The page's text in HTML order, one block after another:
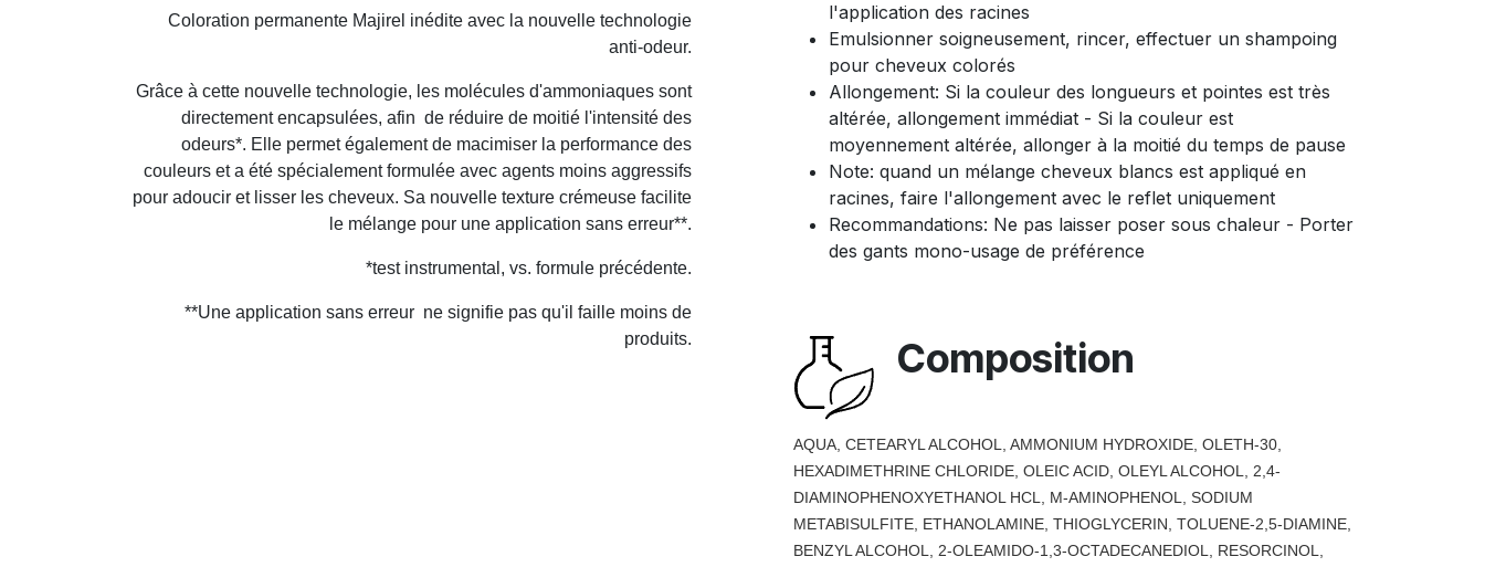
Coloration permanente Majirel inédite avec la nouvelle technologie
anti-odeur.
Grâce à cette nouvelle technologie, les molécules d'ammoniaques sont
directement encapsulées, afin de réduire de moitié l'intensité des
odeurs*. Elle permet également de macimiser la performance des
couleurs et a été spécialement formulée avec agents moins aggressifs
pour adoucir et lisser les cheveux. Sa nouvelle texture crémeuse facilite
le mélange pour une application sans erreur**.
*test instrumental, vs. formule précédente.
**Une application sans erreur ne signifie pas qu'il faille moins de
produits.
l'application des racines
Emulsionner soigneusement, rincer, effectuer un shampoing
pour cheveux colorés
Allongement: Si la couleur des longueurs et pointes est très
altérée, allongement immédiat - Si la couleur est
moyennement altérée, allonger à la moitié du temps de pause
Note: quand un mélange cheveux blancs est appliqué en
racines, faire l'allongement avec le reflet uniquement
Recommandations: Ne pas laisser poser sous chaleur - Porter
des gants mono-usage de préférence
Composition
AQUA, CETEARYL ALCOHOL, AMMONIUM HYDROXIDE, OLETH-30,
HEXADIMETHRINE CHLORIDE, OLEIC ACID, OLEYL ALCOHOL, 2,4-
DIAMINOPHENOXYETHANOL HCL, M-AMINOPHENOL, SODIUM
METABISULFITE, ETHANOLAMINE, THIOGLYCERIN, TOLUENE-2,5-DIAMINE,
BENZYL ALCOHOL, 2-OLEAMIDO-1,3-OCTADECANEDIOL, RESORCINOL,